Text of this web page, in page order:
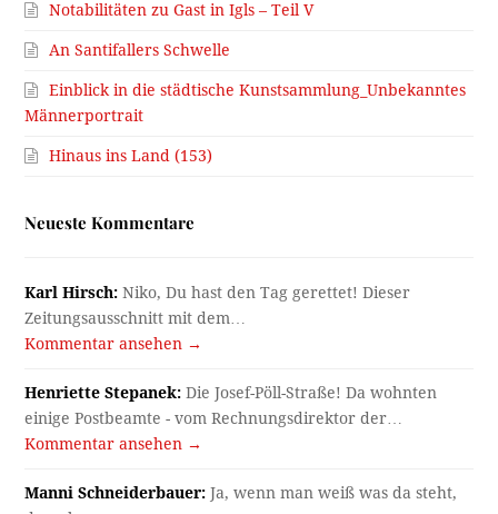
Notabilitäten zu Gast in Igls – Teil V
An Santifallers Schwelle
Einblick in die städtische Kunstsammlung_Unbekanntes
Männerportrait
Hinaus ins Land (153)
Neueste Kommentare
Karl Hirsch: Niko, Du hast den Tag gerettet! Dieser
Zeitungsausschnitt mit dem…
Kommentar ansehen →
Henriette Stepanek: Die Josef-Pöll-Straße! Da wohnten
einige Postbeamte - vom Rechnungsdirektor der…
Kommentar ansehen →
Manni Schneiderbauer: Ja, wenn man weiß was da steht,